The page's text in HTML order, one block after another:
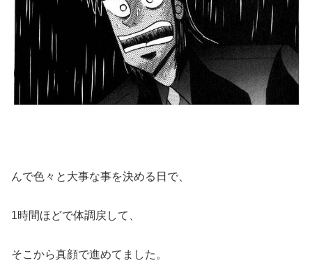
んで色々と大事な事を決める日で、
1時間ほどで体調戻して、
そこから真顔で進めてました。